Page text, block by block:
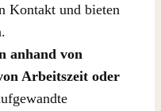
Kontakt und bieten
anhand von
Arbeitszeit oder